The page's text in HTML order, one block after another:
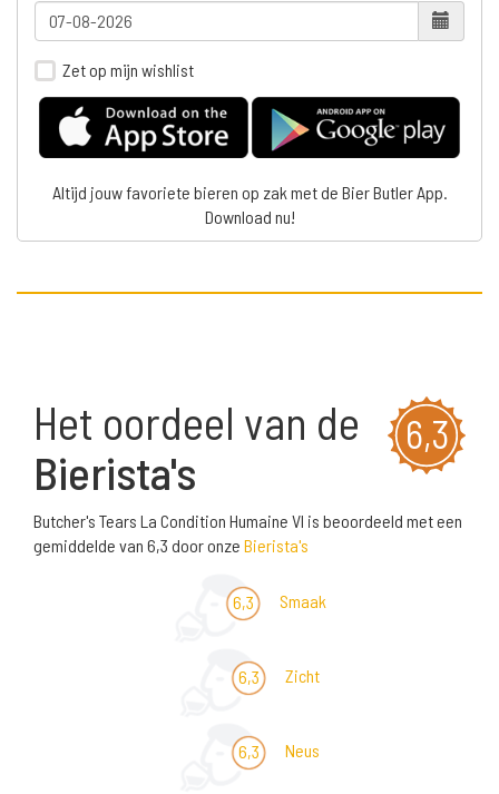
Zet op mijn wishlist
Altijd jouw favoriete bieren op zak met de Bier Butler App.
Download nu!
6,3
Het oordeel van de
Bierista's
Butcher's Tears La Condition Humaine VI is beoordeeld met een
gemiddelde van 6,3 door onze Bierista's
6,3 Smaak
6,3 Zicht
6,3 Neus